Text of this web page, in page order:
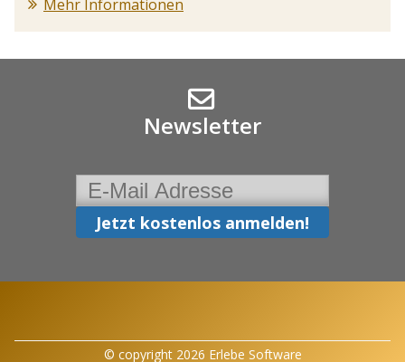
Mehr Informationen
Newsletter
© copyright 2026 Erlebe Software